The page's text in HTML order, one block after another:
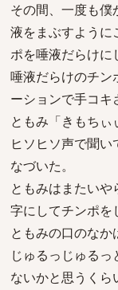
その間、一度も
液をまぶすように
ポを唾液だらけに
唾液だらけのチン
ーションで手コキ
ともみ「きもちぃ
ヒソヒソ声で聞
なづいた。
ともみはまたい
字にしてチンポを
ともみの口のなか
じゅるっじゅる
ないかと思うくら